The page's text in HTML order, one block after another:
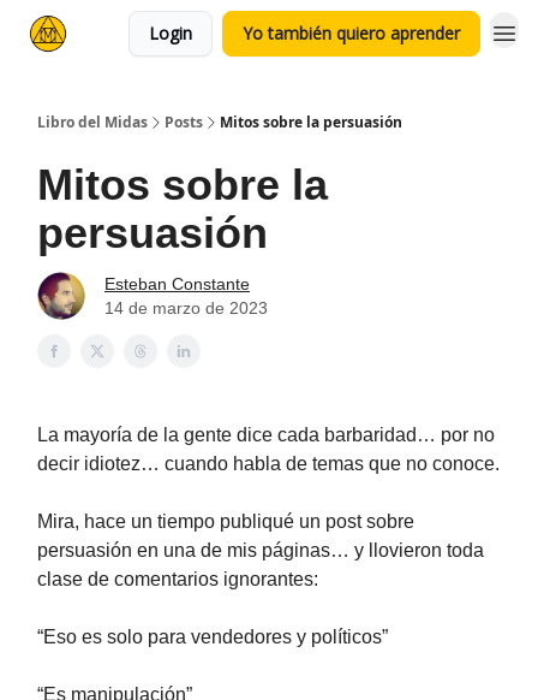
Login Yo también quiero aprender
Libro del Midas Posts Mitos sobre la persuasión
Mitos sobre la
persuasión
Esteban Constante
14 de marzo de 2023
La mayoría de la gente dice cada barbaridad… por no
decir idiotez… cuando habla de temas que no conoce.
Mira, hace un tiempo publiqué un post sobre
persuasión en una de mis páginas… y llovieron toda
clase de comentarios ignorantes:
“Eso es solo para vendedores y políticos”
“Es manipulación”